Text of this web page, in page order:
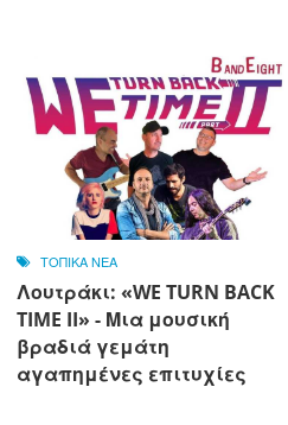
ΤΟΠΙΚΑ ΝΕΑ
Λουτράκι: «WE TURN BACK
TIME II» - Μια μουσική
βραδιά γεμάτη
αγαπημένες επιτυχίες